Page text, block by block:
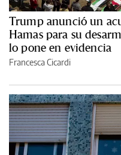
Trump anunció un
Hamas para su
lo pone en evidencia
Francesca Cicardi